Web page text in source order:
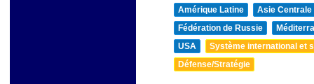
Amérique Latine
Asie Centrale
Fédération de Russie
USA
Système international et
Défense/Stratégie